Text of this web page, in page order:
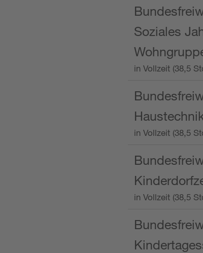
Soziales
in Vollzeit (38,5
in Vollzeit (38,5
in Vollzeit (38,5